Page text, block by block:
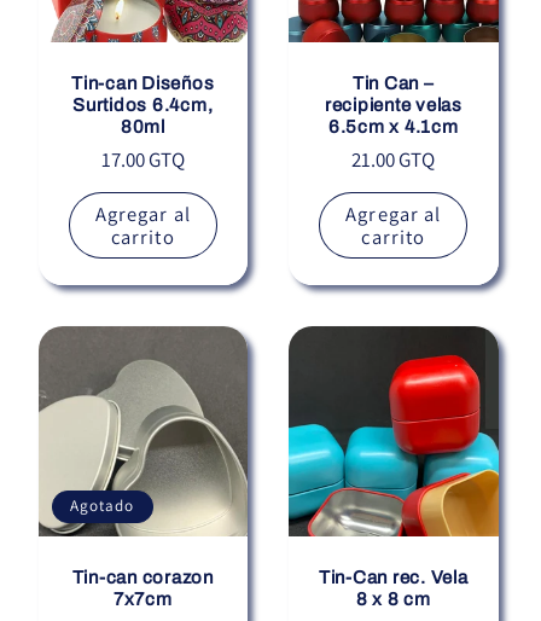
Tin-can Diseños
Surtidos 6.4cm,
80ml
Precio
habitual
17.00 GTQ
Agregar al
carrito
Tin Can –
recipiente velas
6.5cm x 4.1cm
Precio
habitual
21.00 GTQ
Agregar al
carrito
Agotado
Tin-can corazon
7x7cm
Tin-Can rec. Vela
8 x 8 cm